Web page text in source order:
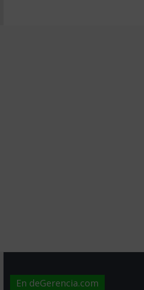
En deGerencia.com